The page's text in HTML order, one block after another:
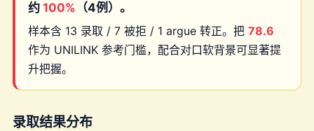
约 100% （4例）。
样本含 13 录取 / 7 被拒 / 1 argue 转正。把 78.6
作为 UNILINK 参考门槛，配合对口软背景可显著提
升把握。
录取结果分布